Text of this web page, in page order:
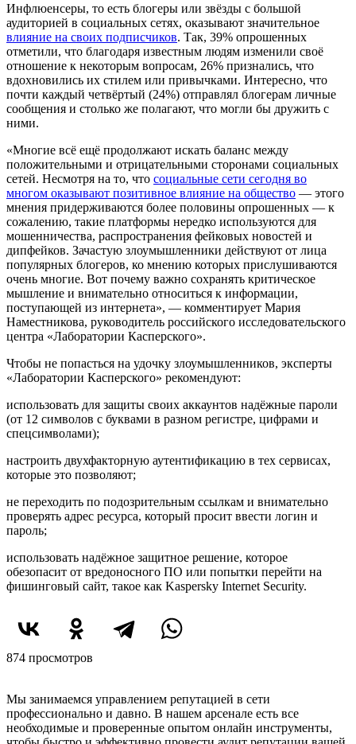
Инфлюенсеры, то есть блогеры или звёзды с большой
аудиторией в социальных сетях, оказывают значительное
влияние на своих подписчиков. Так, 39% опрошенных
отметили, что благодаря известным людям изменили своё
отношение к некоторым вопросам, 26% признались, что
вдохновились их стилем или привычками. Интересно, что
почти каждый четвёртый (24%) отправлял блогерам личные
сообщения и столько же полагают, что могли бы дружить с
ними.
«Многие всё ещё продолжают искать баланс между
положительными и отрицательными сторонами социальных
сетей. Несмотря на то, что социальные сети сегодня во
многом оказывают позитивное влияние на общество — этого
мнения придерживаются более половины опрошенных — к
сожалению, такие платформы нередко используются для
мошенничества, распространения фейковых новостей и
дипфейков. Зачастую злоумышленники действуют от лица
популярных блогеров, ко мнению которых прислушиваются
очень многие. Вот почему важно сохранять критическое
мышление и внимательно относиться к информации,
поступающей из интернета», — комментирует Мария
Наместникова, руководитель российского исследовательского
центра «Лаборатории Касперского».
Чтобы не попасться на удочку злоумышленников, эксперты
«Лаборатории Касперского» рекомендуют:
использовать для защиты своих аккаунтов надёжные пароли
(от 12 символов с буквами в разном регистре, цифрами и
спецсимволами);
настроить двухфакторную аутентификацию в тех сервисах,
которые это позволяют;
не переходить по подозрительным ссылкам и внимательно
проверять адрес ресурса, который просит ввести логин и
пароль;
использовать надёжное защитное решение, которое
обезопасит от вредоносного ПО или попытки перейти на
фишинговый сайт, такое как Kaspersky Internet Security.
874 просмотров
Мы занимаемся управлением репутацией в сети
профессионально и давно. В нашем арсенале есть все
необходимые и проверенные опытом онлайн инструменты,